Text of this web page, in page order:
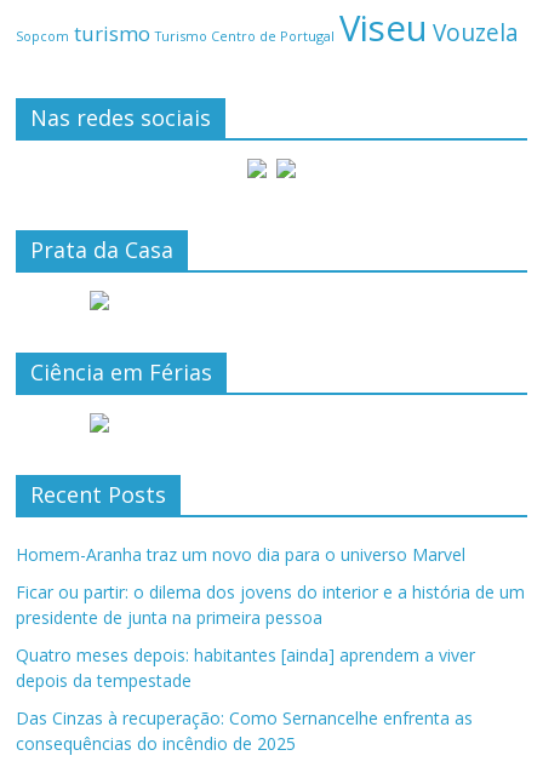
Sopcom turismo Turismo Centro de Portugal Viseu Vouzela
Nas redes sociais
Prata da Casa
Ciência em Férias
Recent Posts
Homem-Aranha traz um novo dia para o universo Marvel
Ficar ou partir: o dilema dos jovens do interior e a história de um
presidente de junta na primeira pessoa
Quatro meses depois: habitantes [ainda] aprendem a viver
depois da tempestade
Das Cinzas à recuperação: Como Sernancelhe enfrenta as
consequências do incêndio de 2025